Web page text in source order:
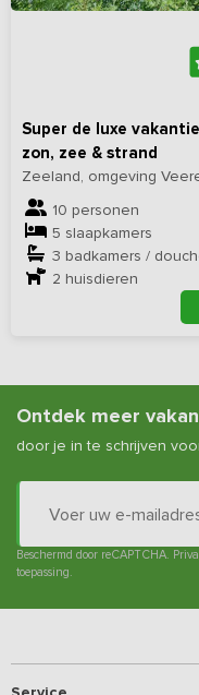
Super de luxe
zon, zee & strand
Zeeland, omgeving
10 personen
5 slaapkamers
3 badkamers /
2 huisdieren
Ontdek meer
door je in te schrijven
Beschermd door reCAPTCHA.
toepassing.